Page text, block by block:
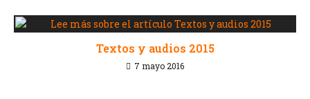
Textos y audios 2015
7 mayo 2016